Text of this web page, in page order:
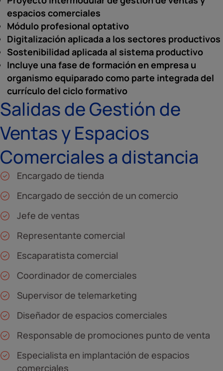
espacios comerciales
Módulo profesional optativo
Digitalización aplicada a los sectores productivos
Sostenibilidad aplicada al sistema productivo
Incluye una fase de formación en empresa u
organismo equiparado como parte integrada del
currículo del ciclo formativo
Salidas de Gestión de
Ventas y Espacios
Comerciales a distancia
Encargado de tienda
Encargado de sección de un comercio
Jefe de ventas
Representante comercial
Escaparatista comercial
Coordinador de comerciales
Supervisor de telemarketing
Diseñador de espacios comerciales
Responsable de promociones punto de venta
Especialista en implantación de espacios
comerciales